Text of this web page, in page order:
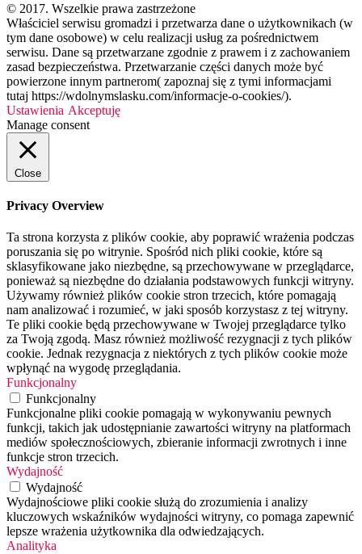
© 2017. Wszelkie prawa zastrzeżone
Właściciel serwisu gromadzi i przetwarza dane o użytkownikach (w
tym dane osobowe) w celu realizacji usług za pośrednictwem
serwisu. Dane są przetwarzane zgodnie z prawem i z zachowaniem
zasad bezpieczeństwa. Przetwarzanie części danych może być
powierzone innym partnerom( zapoznaj się z tymi informacjami
tutaj https://wdolnymslasku.com/informacje-o-cookies/).
Ustawienia Akceptuję
Manage consent
Close
Privacy Overview
Ta strona korzysta z plików cookie, aby poprawić wrażenia podczas
poruszania się po witrynie. Spośród nich pliki cookie, które są
sklasyfikowane jako niezbędne, są przechowywane w przeglądarce,
ponieważ są niezbędne do działania podstawowych funkcji witryny.
Używamy również plików cookie stron trzecich, które pomagają
nam analizować i rozumieć, w jaki sposób korzystasz z tej witryny.
Te pliki cookie będą przechowywane w Twojej przeglądarce tylko
za Twoją zgodą. Masz również możliwość rezygnacji z tych plików
cookie. Jednak rezygnacja z niektórych z tych plików cookie może
wpłynąć na wygodę przeglądania.
Funkcjonalny
Funkcjonalny
Funkcjonalne pliki cookie pomagają w wykonywaniu pewnych
funkcji, takich jak udostępnianie zawartości witryny na platformach
mediów społecznościowych, zbieranie informacji zwrotnych i inne
funkcje stron trzecich.
Wydajność
Wydajność
Wydajnościowe pliki cookie służą do zrozumienia i analizy
kluczowych wskaźników wydajności witryny, co pomaga zapewnić
lepsze wrażenia użytkownika dla odwiedzających.
Analityka